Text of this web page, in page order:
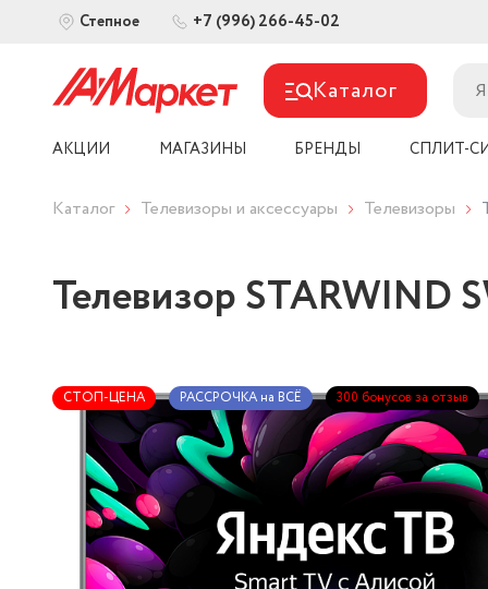
Степное +7 (996) 266-45-02
Каталог
АКЦИИ МАГАЗИНЫ БРЕНДЫ СПЛИТ-
Каталог Телевизоры и аксессуары Телевизоры
Телевизор STARWIND
СТОП-ЦЕНА РАССРОЧКА на ВСЁ 300 бонусов за отзыв